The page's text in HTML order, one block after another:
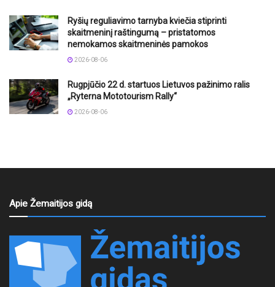
Ryšių reguliavimo tarnyba kviečia stiprinti
skaitmeninį raštingumą – pristatomos
nemokamos skaitmeninės pamokos
2026-08-06
Rugpjūčio 22 d. startuos Lietuvos pažinimo ralis
„Ryterna Mototourism Rally“
2026-08-06
Apie Žemaitijos gidą